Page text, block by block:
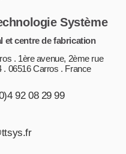
Système
et centre de fabrication
. 1ère avenue, 2ème rue
. 06516 Carros . France
92 08 29 99